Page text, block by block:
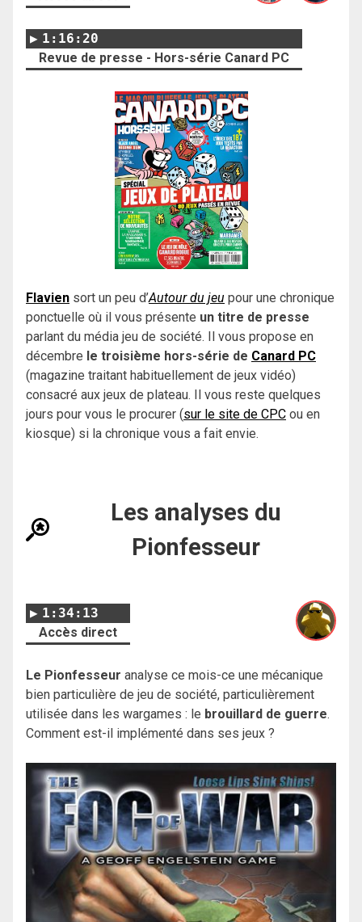
1:16:20
Revue de presse - Hors-série Canard PC
Flavien sort un peu d’Autour du jeu pour une chronique
ponctuelle où il vous présente un titre de presse
parlant du média jeu de société. Il vous propose en
décembre le troisième hors-série de Canard PC
(magazine traitant habituellement de jeux vidéo)
consacré aux jeux de plateau. Il vous reste quelques
jours pour vous le procurer (sur le site de CPC ou en
kiosque) si la chronique vous a fait envie.
Les analyses du
Pionfesseur
1:34:13
Accès direct
Le Pionfesseur analyse ce mois-ce une mécanique
bien particulière de jeu de société, particulièrement
utilisée dans les wargames : le brouillard de guerre.
Comment est-il implémenté dans ses jeux ?